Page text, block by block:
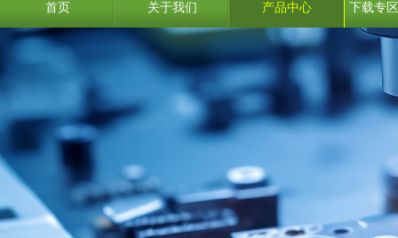
首页 关于我们 产品中心 下载专